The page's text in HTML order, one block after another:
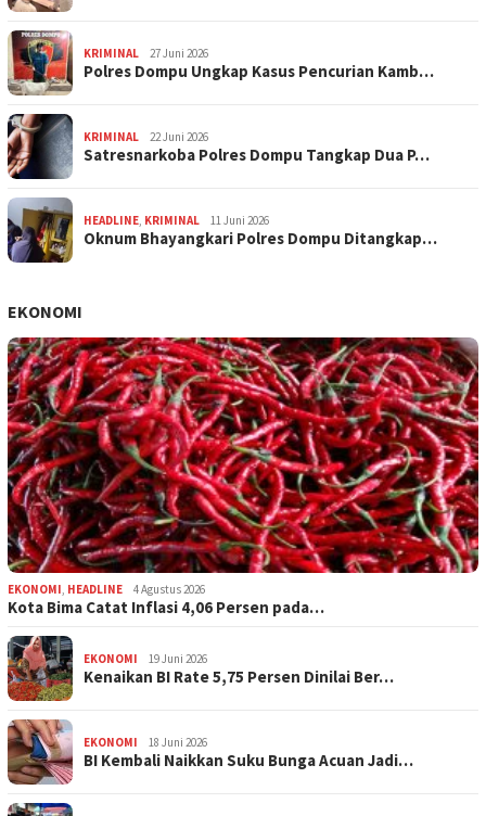
KRIMINAL 27 Juni 2026
Polres Dompu Ungkap Kasus Pencurian Kamb…
KRIMINAL 22 Juni 2026
Satresnarkoba Polres Dompu Tangkap Dua P…
HEADLINE, KRIMINAL 11 Juni 2026
Oknum Bhayangkari Polres Dompu Ditangkap…
EKONOMI
EKONOMI, HEADLINE 4 Agustus 2026
Kota Bima Catat Inflasi 4,06 Persen pada…
EKONOMI 19 Juni 2026
Kenaikan BI Rate 5,75 Persen Dinilai Ber…
EKONOMI 18 Juni 2026
BI Kembali Naikkan Suku Bunga Acuan Jadi…